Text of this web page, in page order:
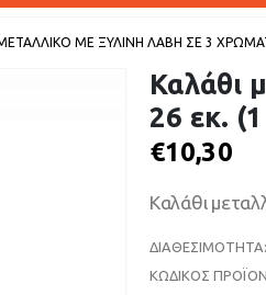
ΜΕ ΞΎΛΙΝΗ ΛΑΒΉ ΣΕ 3
Καλάθι
26 εκ.
€10,30
Καλάθι
ΔΙΑΘΕΣΙΜΌΤΗΤΑ:
ΚΩΔΙΚΌΣ